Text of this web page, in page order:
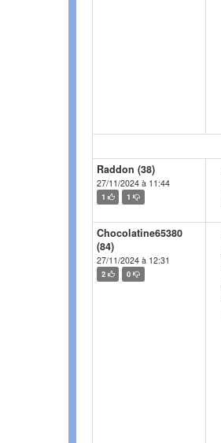
Raddon (38)
27/11/2024 à 11:44
1 1
Chocolatine65380
(84)
27/11/2024 à 12:31
2 0